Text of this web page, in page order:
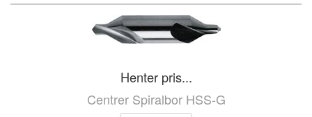
Henter pris...
Centrer Spiralbor HSS-G